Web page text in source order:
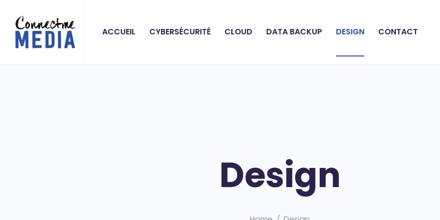
ACCUEIL CYBERSÉCURITÉ CLOUD DATA BACKUP DESIGN CONTACT
Design